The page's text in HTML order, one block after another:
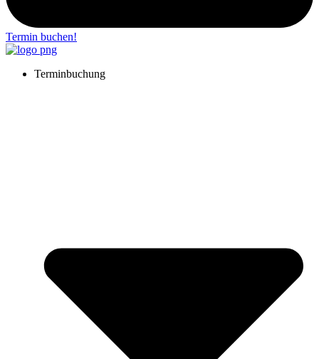
Termin buchen!
Terminbuchung